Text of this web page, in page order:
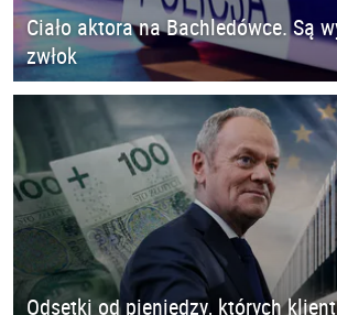
Ciało aktora na Bachledówce. Są
zwłok
Odsetki od pieniędzy, których